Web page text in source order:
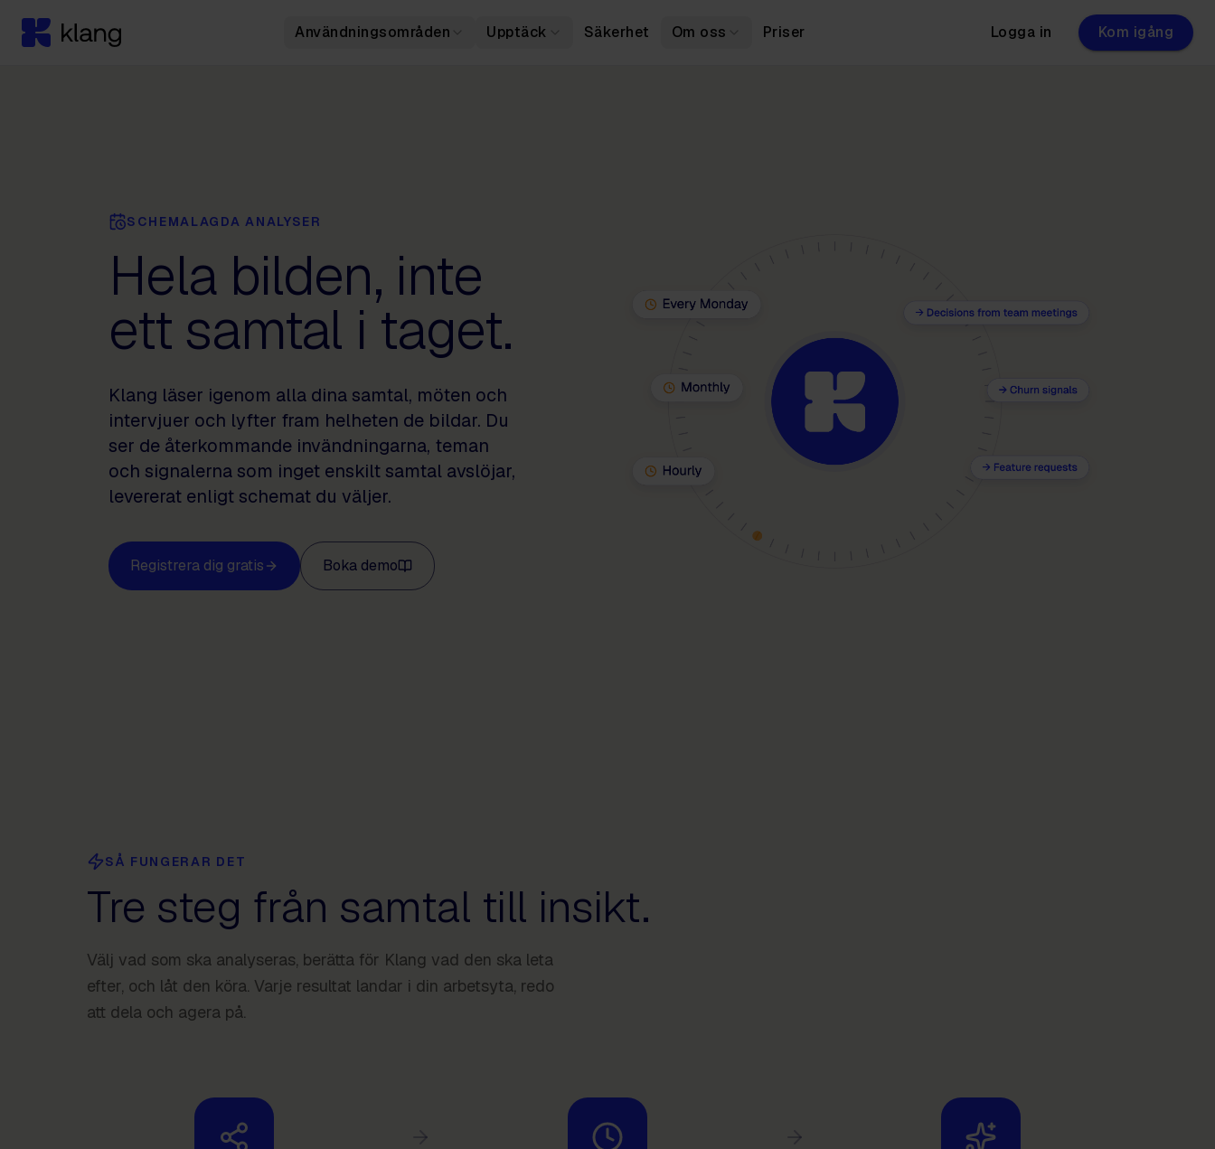
Användningsområden Upptäck Säkerhet Om oss Priser Logga in Kom igång
SCHEMALAGDA ANALYSER
Hela bilden, inte
ett samtal i taget.
Klang läser igenom alla dina samtal, möten och
intervjuer och lyfter fram helheten de bildar. Du
ser de återkommande invändningarna, teman
och signalerna som inget enskilt samtal avslöjar,
levererat enligt schemat du väljer.
Registrera dig gratis Boka demo
SÅ FUNGERAR DET
Tre steg från samtal till insikt.
Välj vad som ska analyseras, berätta för Klang vad den ska leta
efter, och låt den köra. Varje resultat landar i din arbetsyta, redo
att dela och agera på.